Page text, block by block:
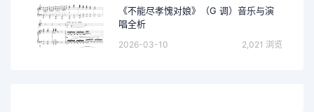
《不能尽孝愧对娘》（G 调）音乐与演
唱全析
2026-03-10 2,021 浏览